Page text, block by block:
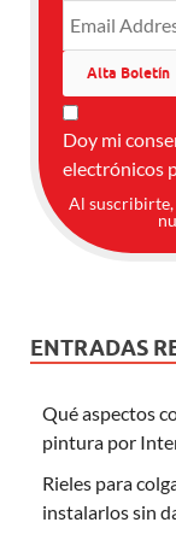
Doy mi
electrónicos
Al suscribirte,
ENTRADAS
Qué aspectos
pintura por
Rieles para
instalarlos sin